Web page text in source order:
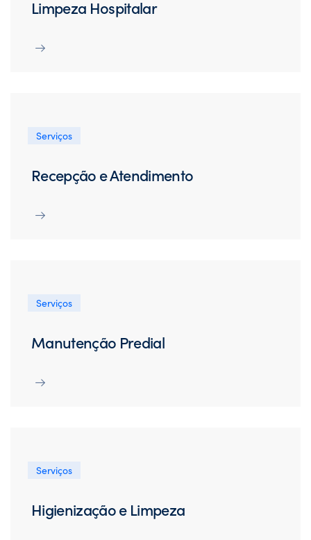
Limpeza Hospitalar
Serviços
Recepção e Atendimento
Serviços
Manutenção Predial
Serviços
Higienização e Limpeza